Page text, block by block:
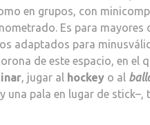
en grupos, con
Es para mayores
adaptados para
de este espacio, en el
, jugar al hockey o al
una pala en lugar de stick–,